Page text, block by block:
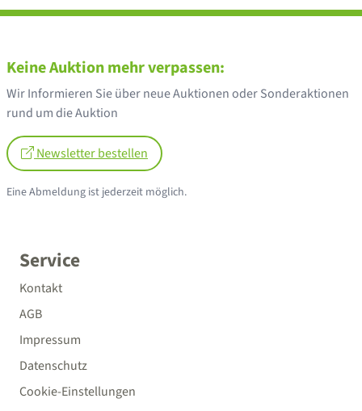
Service
Kontakt
AGB
Impressum
Datenschutz
Cookie-Einstellungen
Keine Auktion mehr verpassen:
Wir Informieren Sie über neue Auktionen oder Sonderaktionen
rund um die Auktion
Newsletter bestellen
Eine Abmeldung ist jederzeit möglich.